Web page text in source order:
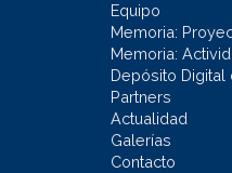
Equipo
Memoria:
Memoria:
Depósito Digital
Partners
Actualidad
Galerías
Contacto